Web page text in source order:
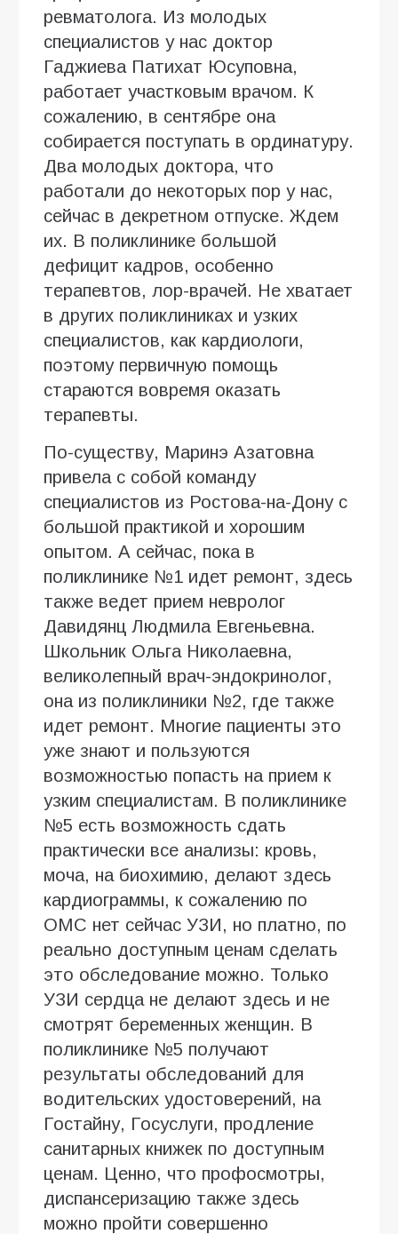
ревматолога. Из молодых
специалистов у нас доктор
Гаджиева Патихат Юсуповна,
работает участковым врачом. К
сожалению, в сентябре она
собирается поступать в ординатуру.
Два молодых доктора, что
работали до некоторых пор у нас,
сейчас в декретном отпуске. Ждем
их. В поликлинике большой
дефицит кадров, особенно
терапевтов, лор-врачей. Не хватает
в других поликлиниках и узких
специалистов, как кардиологи,
поэтому первичную помощь
стараются вовремя оказать
терапевты.
По-существу, Маринэ Азатовна
привела с собой команду
специалистов из Ростова-на-Дону с
большой практикой и хорошим
опытом. А сейчас, пока в
поликлинике №1 идет ремонт, здесь
также ведет прием невролог
Давидянц Людмила Евгеньевна.
Школьник Ольга Николаевна,
великолепный врач-эндокринолог,
она из поликлиники №2, где также
идет ремонт. Многие пациенты это
уже знают и пользуются
возможностью попасть на прием к
узким специалистам. В поликлинике
№5 есть возможность сдать
практически все анализы: кровь,
моча, на биохимию, делают здесь
кардиограммы, к сожалению по
ОМС нет сейчас УЗИ, но платно, по
реально доступным ценам сделать
это обследование можно. Только
УЗИ сердца не делают здесь и не
смотрят беременных женщин. В
поликлинике №5 получают
результаты обследований для
водительских удостоверений, на
Гостайну, Госуслуги, продление
санитарных книжек по доступным
ценам. Ценно, что профосмотры,
диспансеризацию также здесь
можно пройти совершенно